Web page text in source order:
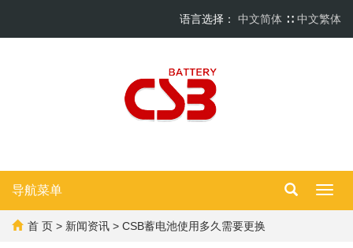
语言选择： 中文简体 ∷ 中文繁体
导航菜单
首 页 > 新闻资讯 > CSB蓄电池使用多久需要更换